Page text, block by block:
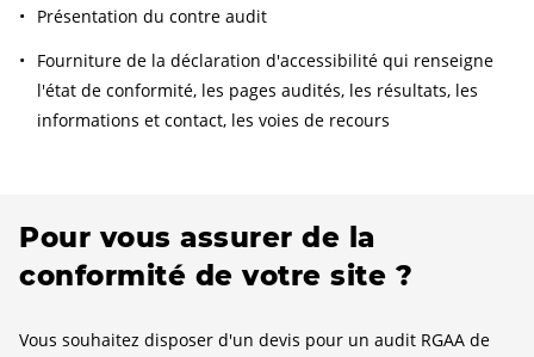
Présentation du contre audit
Fourniture de la déclaration d'accessibilité qui renseigne
l'état de conformité, les pages audités, les résultats, les
informations et contact, les voies de recours
Pour vous assurer de la
conformité de votre site ?
Vous souhaitez disposer d'un devis pour un audit RGAA de